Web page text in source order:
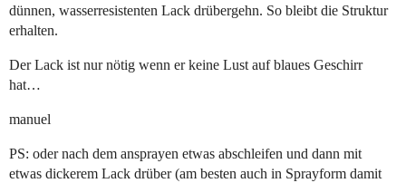
dünnen, wasserresistenten Lack drübergehn. So bleibt die Struktur
erhalten.
Der Lack ist nur nötig wenn er keine Lust auf blaues Geschirr
hat…
manuel
PS: oder nach dem ansprayen etwas abschleifen und dann mit
etwas dickerem Lack drüber (am besten auch in Sprayform damit